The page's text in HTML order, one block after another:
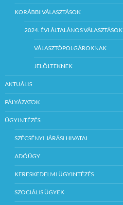
KORÁBBI VÁLASZTÁSOK
2024. ÉVI ÁLTALÁNOS VÁLASZTÁSOK
VÁLASZTÓPOLGÁROKNAK
JELÖLTEKNEK
AKTUÁLIS
PÁLYÁZATOK
ÜGYINTÉZÉS
SZÉCSÉNYI JÁRÁSI HIVATAL
ADÓÜGY
KERESKEDELMI ÜGYINTÉZÉS
SZOCIÁLIS ÜGYEK